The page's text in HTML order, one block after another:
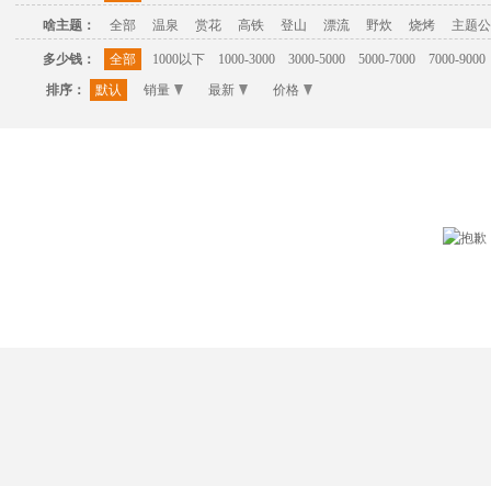
啥主题： 全部 温泉 赏花 高铁 登山 漂流 野炊 烧烤 主题
多少钱： 全部 1000以下 1000-3000 3000-5000 5000-7000
7000-9000
排序：
默认 销量 最新 价格